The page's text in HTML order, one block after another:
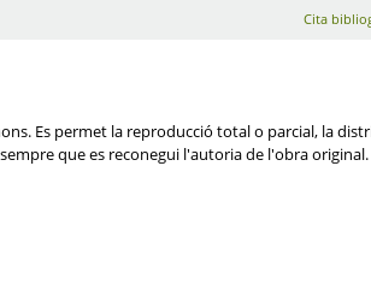
Cita
Es permet la reproducció total o parcial, la
que es reconegui l'autoria de l'obra original.